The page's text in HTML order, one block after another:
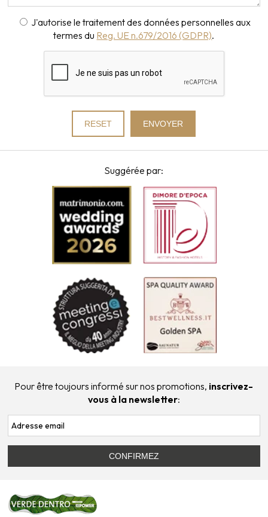
J'autorise le traitement des données personnelles aux
termes du Reg. UE n.679/2016 (GDPR).
Suggérée par:
Pour être toujours informé sur nos promotions, inscrivez-
vous à la newsletter: